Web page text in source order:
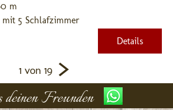
m
mit 5 Schlafzimmer
Details
1 von 19 >
deinen Freunden